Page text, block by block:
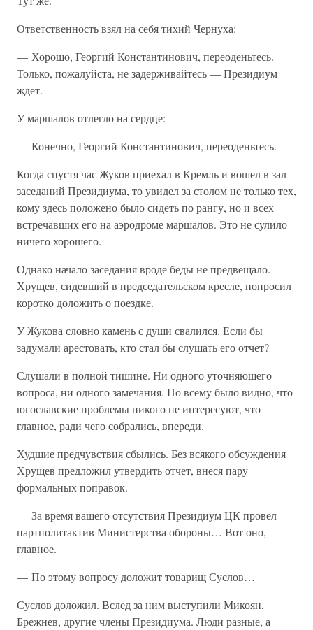
Ответственность взял на себя тихий Чернуха:
— Хорошо, Георгий Константинович, переоденьтесь.
Только, пожалуйста, не задерживайтесь — Президиум
ждет.
У маршалов отлегло на сердце:
— Конечно, Георгий Константинович, переоденьтесь.
Когда спустя час Жуков приехал в Кремль и вошел в зал
заседаний Президиума, то увидел за столом не только тех,
кому здесь положено было сидеть по рангу, но и всех
встречавших его на аэродроме маршалов. Это не сулило
ничего хорошего.
Однако начало заседания вроде беды не предвещало.
Хрущев, сидевший в председательском кресле, попросил
коротко доложить о поездке.
У Жукова словно камень с души свалился. Если бы
задумали арестовать, кто стал бы слушать его отчет?
Слушали в полной тишине. Ни одного уточняющего
вопроса, ни одного замечания. По всему было видно, что
югославские проблемы никого не интересуют, что
главное, ради чего собрались, впереди.
Худшие предчувствия сбылись. Без всякого обсуждения
Хрущев предложил утвердить отчет, внеся пару
формальных поправок.
— За время вашего отсутствия Президиум ЦК провел
партполитактив Министерства обороны… Вот оно,
главное.
— По этому вопросу доложит товарищ Суслов…
Суслов доложил. Вслед за ним выступили Микоян,
Брежнев, другие члены Президиума. Люди разные, а